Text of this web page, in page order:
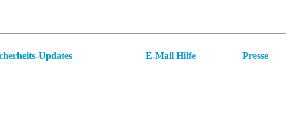
Updates E-Mail Hilfe Presse